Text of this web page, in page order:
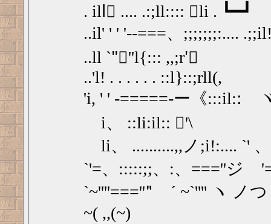
. ill゙ .... .:;ll:::: ゙li . ┗━┛
..il' ' ' '‐‐===、;;;;;;;:....
..ll `"゙''l{::: ,,;r'゙
..'l! . . . . . . ::l}::;rll(,
'i, ' ' -=====‐ー《:::il::゙
゙i、 ::li:il:: ゙'\
li、 ..........,,ノ;i!:.... `'
`'=、:::::;;、:、===''ジ゙
`~''''===''"゙´ ~`'''' ヽ ノつ
~( ,,(~)